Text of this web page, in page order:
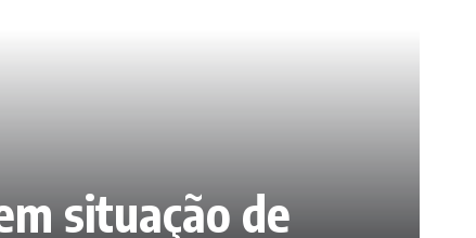
situação de